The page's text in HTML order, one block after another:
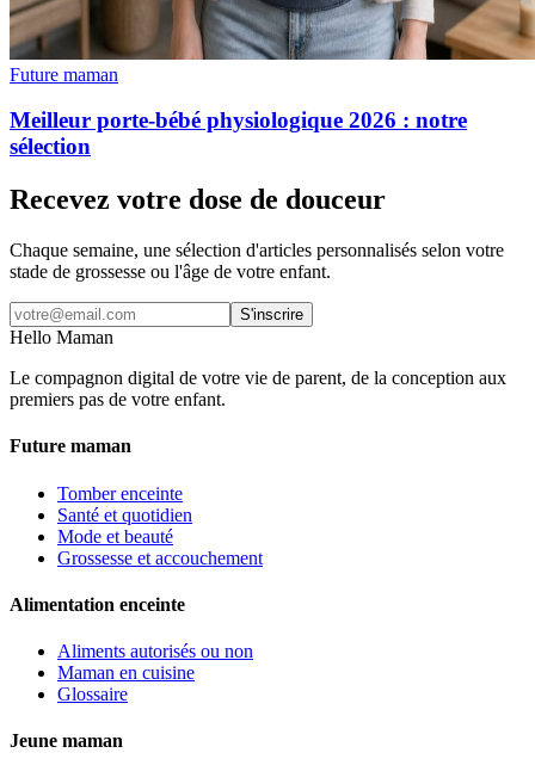
Future maman
Meilleur porte-bébé physiologique 2026 : notre
sélection
Recevez votre dose de douceur
Chaque semaine, une sélection d'articles personnalisés selon votre
stade de grossesse ou l'âge de votre enfant.
S'inscrire
Hello Maman
Le compagnon digital de votre vie de parent, de la conception aux
premiers pas de votre enfant.
Future maman
Tomber enceinte
Santé et quotidien
Mode et beauté
Grossesse et accouchement
Alimentation enceinte
Aliments autorisés ou non
Maman en cuisine
Glossaire
Jeune maman